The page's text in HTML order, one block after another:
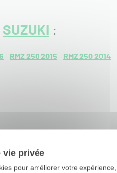
SUZUKI :
- RMZ 250 2015 - RMZ 250 2014 -
vie privée
pour améliorer votre expérience,